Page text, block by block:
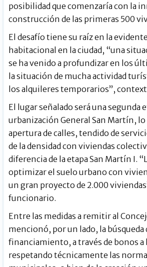
posibilidad que comenzaría con la
construcción de las primeras 500
El desafío tiene su raíz en la
habitacional en la ciudad, “una
se ha venido a profundizar en los
la situación de mucha actividad
los alquileres temporarios”,
El lugar señalado será una segunda
urbanización General San Martín,
apertura de calles, tendido de
de la densidad con viviendas
diferencia de la etapa San Martín I.
optimizar el suelo urbano con
un gran proyecto de 2.000
funcionario.
Entre las medidas a remitir al
mencionó, por un lado, la búsqueda
financiamiento, a través de bonos a
respetando técnicamente las